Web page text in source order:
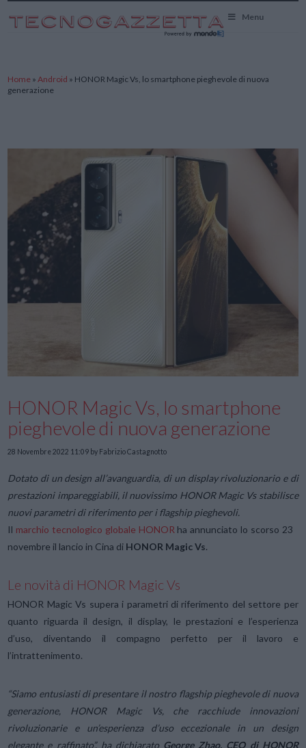
Menu
Home »Android » HONOR Magic Vs, lo smartphone pieghevole di nuova
generazione
HONOR Magic Vs, lo smartphone
pieghevole di nuova generazione
28 Novembre 2022 11:09 by Fabrizio Castagnotto
Dotato di un design all’avanguardia, di un display rivoluzionario e di
prestazioni impareggiabili, il nuovissimo HONOR Magic Vs stabilisce
nuovi parametri di riferimento per i flagship pieghevoli.
Il marchio tecnologico globale HONORha annunciato lo scorso 23
novembre il lancio in Cina di HONOR Magic Vs.
Le novità di HONOR Magic Vs
HONOR Magic Vs supera i parametri di riferimento del settore per
quanto riguarda il design, il display, le prestazioni e l’esperienza
d’uso, diventando il compagno perfetto per il lavoro e
l’intrattenimento.
“Siamo entusiasti di presentare il nostro flagship pieghevole di nuova
generazione, HONOR Magic Vs, che racchiude innovazioni
rivoluzionarie e un’esperienza d’uso eccezionale in un design
elegante e raffinato”, ha dichiarato George Zhao, CEO di HONOR